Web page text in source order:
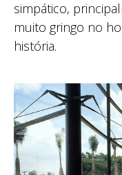
simpático,
muito gringo no
história.